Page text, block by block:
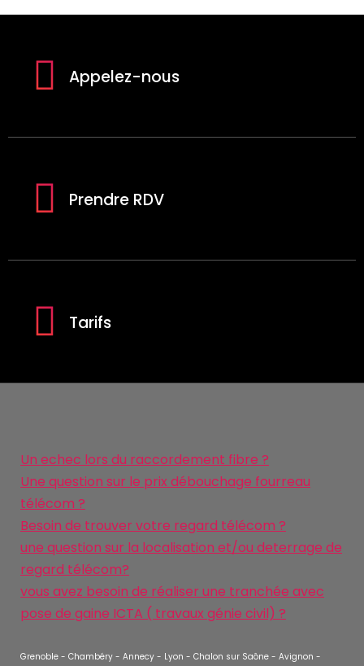
Appelez-nous
Prendre RDV
Tarifs
Un echec lors du raccordement fibre ?
Une question sur le prix débouchage fourreau
télécom ?
Besoin de trouver votre regard télécom ?
une question sur la localisation et/ou deterrage de
regard télécom?
vous avez besoin de réaliser une tranchée avec
pose de gaine ICTA ( travaux génie civil) ?
Grenoble - Chambéry - Annecy - Lyon - Chalon sur Saône - Avignon -